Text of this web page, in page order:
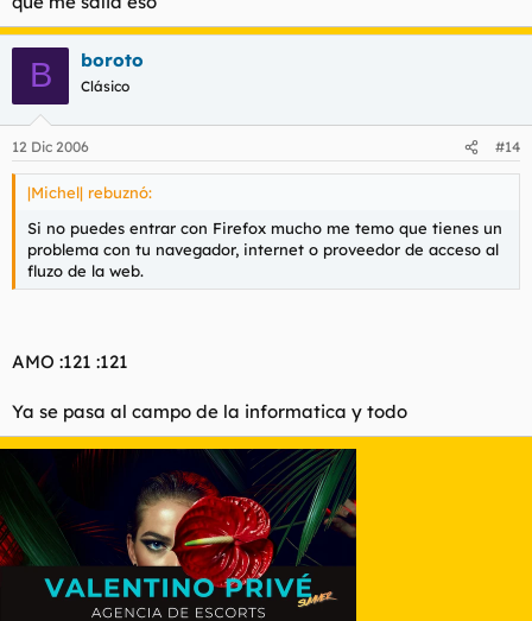
B boroto
Clásico
12 Dic 2006 #14
|Michel| rebuznó:
Si no puedes entrar con Firefox mucho me temo que tienes un
problema con tu navegador, internet o proveedor de acceso al
fluzo de la web.
AMO :121 :121
Ya se pasa al campo de la informatica y todo